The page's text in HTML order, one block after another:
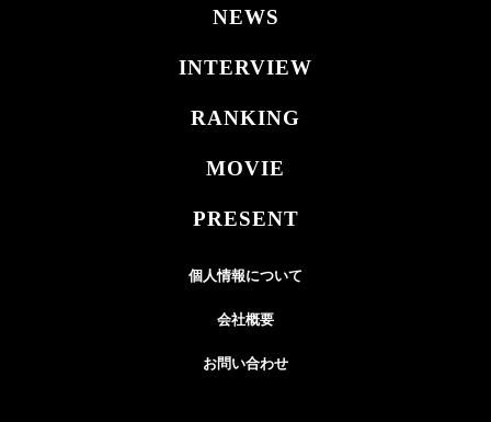
NEWS
INTERVIEW
RANKING
MOVIE
PRESENT
個人情報について
会社概要
お問い合わせ